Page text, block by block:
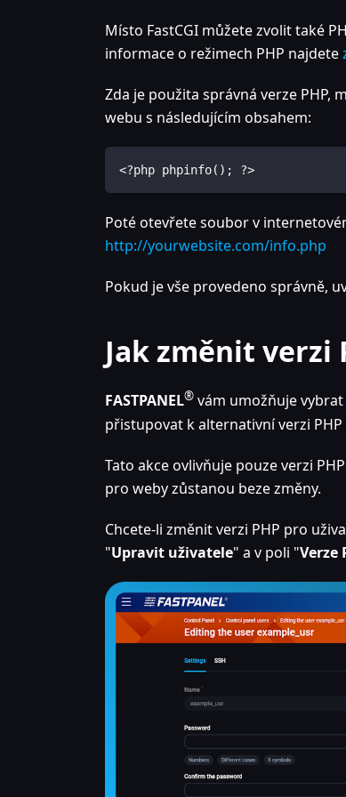
Místo FastCGI můžete zvolit také
informace o režimech PHP najdete
Zda je použita správná verze
webu s následujícím obsahem:
<?php phpinfo(); ?>
Poté otevřete soubor v
http://yourwebsite.com/info.php
Pokud je vše provedeno správně,
Jak změnit verzi
FASTPANEL® vám umožňuje
přistupovat k alternativní verzi
Tato akce ovlivňuje pouze verzi
pro weby zůstanou beze změny.
Chcete-li změnit verzi PHP pro
"Upravit uživatele" a v poli "Verze